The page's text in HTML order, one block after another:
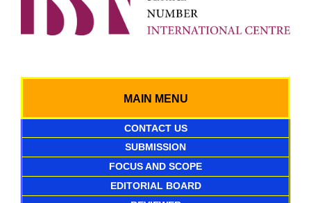
MAIN MENU
CONTACT US
SUBMISSION
FOCUS AND SCOPE
EDITORIAL BOARD